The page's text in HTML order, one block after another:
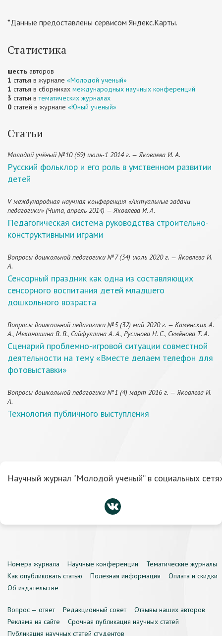
*Данные предоставлены сервисом Яндекс.Карты.
Статистика
шесть авторов
1 статья в журнале «Молодой ученый»
1 статья в сборниках международных научных конференций
3 статьи втематических журналах
0 статей в журнале «Юный ученый»
Статьи
Молодой учёный №10 (69) июль-1 2014 г. — Яковлева И. А.
Русский фольклор и его роль в умственном развитии
детей
V международная научная конференция «Актуальные задачи
педагогики» (Чита, апрель 2014) — Яковлева И. А.
Педагогическая система руководства строительно-
конструктивными играми
Вопросы дошкольной педагогики №7 (34) июль 2020 г. — Яковлева И.
А.
Сенсорный праздник как одна из составляющих
сенсорного воспитания детей младшего
дошкольного возраста
Вопросы дошкольной педагогики №5 (32) май 2020 г. — Каменских А.
А., Мехоношина В. В., Сайфуллина А. А., Русинова Н. С., Семёнова Т. А.
Сценарий проблемно-игровой ситуации совместной
деятельности на тему «Вместе делаем телефон для
фотовыставки»
Вопросы дошкольной педагогики №1 (4) март 2016 г. — Яковлева И.
А.
Технология публичного выступления
Научный журнал “Молодой ученый” в социальных
Номера журнала Научные конференции
Тематические журналы
Как опубликовать статью
Полезная информация
Оплата и скидки
Об издательстве
Вопрос — ответ Редакционный совет
Отзывы наших авторов
Реклама на сайте
Срочная публикация научных статей
Публикация научных статей студентов